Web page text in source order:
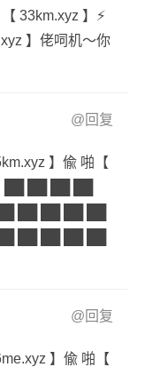
33km.xyz 】⚡
】佬呞机～你
@回复
】偸 啪【
██ ██ ██ ██
@回复
】偸 啪【